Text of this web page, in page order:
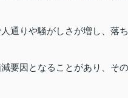
通りや騒がしさが増し、落ち
要因となることがあり、その